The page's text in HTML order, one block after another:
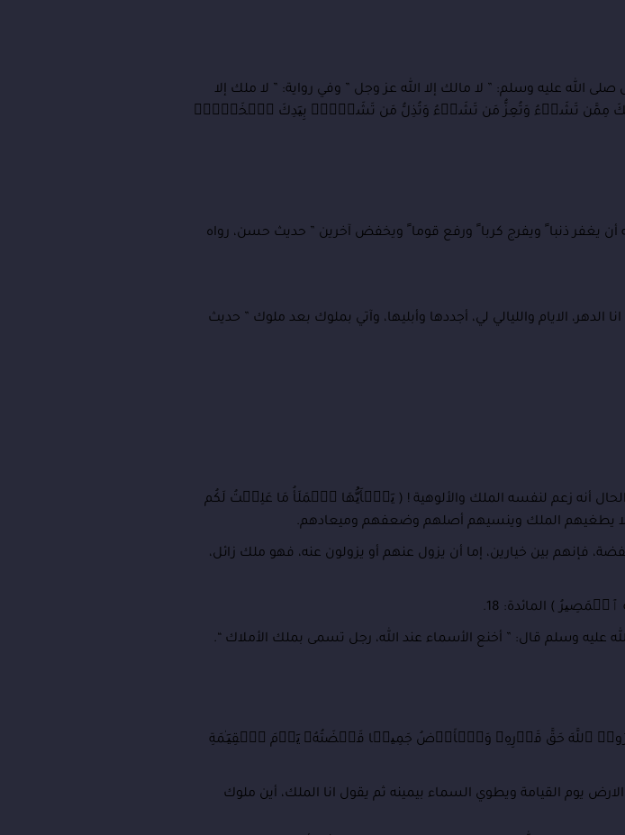
الله عليه وسلم: ” لا مالك إلا الله عز وجل ” وفي رواية: ” لا ملك إلا
مِمَّن تَشَاۤءُ وَتُعِزُّ مَن تَشَاۤءُ وَتُذِلُّ مَن تَشَاۤءُۖ بِیَدِكَ ٱلۡخَیۡرُۖ
يغفر ذنبا ً ويفرج كربا ً ورفع قوما ً ويخفض آخرين ” حديث حسن، رواه
الايام والليالي لي، أجددها وأبليها، وآتي بملوك بعد ملوك ” حديث
أنه زعم لنفسه الملك والألوهية ! ( یَـٰۤأَیُّهَا ٱلۡمَلَأُ مَا عَلِمۡتُ لَكُم
فإنهم بين خيارين، إما أن يزول عنهم أو يزولون عنه، فهو ملك زائل،
) المائدة: 18.
عليه وسلم قال: ” أخنع الأسماء عند الله، رجل تسمى بملك الأملاك “.
وَمَا قَدَرُوا۟ ٱللَّهَ حَقَّ قَدۡرِهِۦ وَٱلۡأَرۡضُ جَمِیعا قَبۡضَتُهُۥ یَوۡمَ ٱلۡقِیَـٰمَةِ
يوم القيامة ويطوي السماء بيمينه ثم يقول انا الملك، أين ملوك